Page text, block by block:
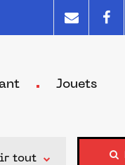
Jouets
tout